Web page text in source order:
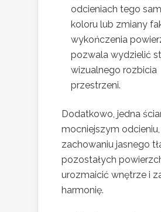
odcieniach tego
koloru lub zmiany
wykończenia
pozwala wydzielić
wizualnego rozbicia
przestrzeni.
Dodatkowo, jedna
mocniejszym
zachowaniu jasnego
pozostałych
urozmaicić wnętrze i
harmonię.